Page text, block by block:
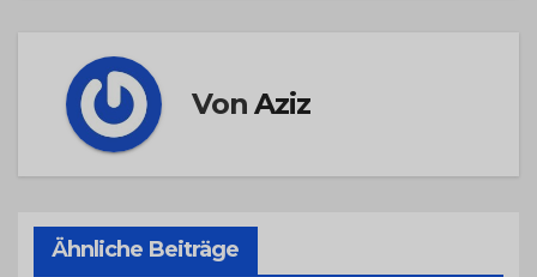
VonAziz
Ähnliche Beiträge